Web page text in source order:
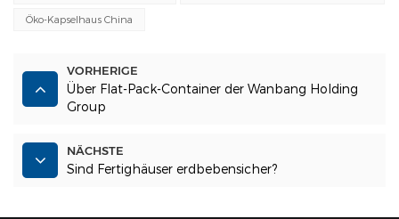
Öko-Kapselhaus China
VORHERIGE
Über Flat-Pack-Container der Wanbang Holding
Group
NÄCHSTE
Sind Fertighäuser erdbebensicher?